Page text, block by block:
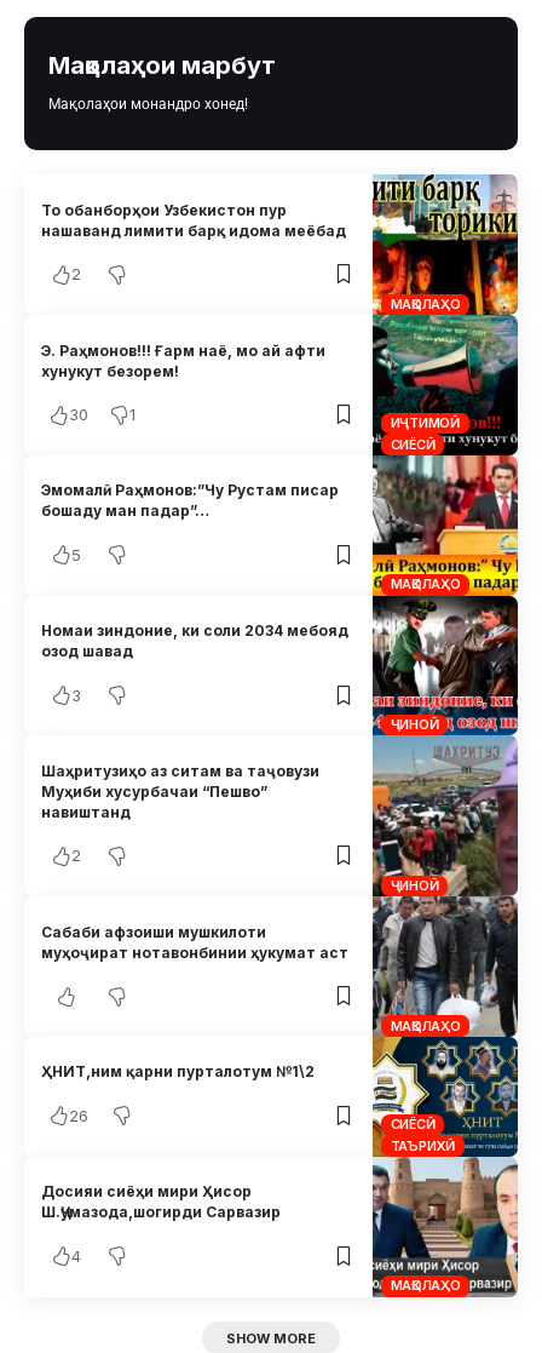
Мақолаҳои марбут
Мақолаҳои монандро хонед!
МАҚОЛАҲО
То обанборҳои Узбекистон пур
нашаванд лимити барқ идома меёбад
2
ИҶТИМОӢ
СИЁСӢ
Э. Раҳмонов!!! Ғарм наё, мо ай афти
хунукут безорем!
30 1
МАҚОЛАҲО
Эмомалӣ Раҳмонов:”Чу Рустам писар
бошаду ман падар”…
5
ҶИНОӢ
Номаи зиндоние, ки соли 2034 мебояд
озод шавад
3
ҶИНОӢ
Шаҳритузиҳо аз ситам ва таҷовузи
Муҳиби хусурбачаи “Пешво”
навиштанд
2
МАҚОЛАҲО
Сабаби афзоиши мушкилоти
муҳоҷират нотавонбинии ҳукумат аст
СИЁСӢ
ТАЪРИХӢ
ҲНИТ,ним қарни пурталотум №1\2
26
МАҚОЛАҲО
Досияи сиёҳи мири Ҳисор
Ш.Ҷумазода,шогирди Сарвазир
4
SHOW MORE